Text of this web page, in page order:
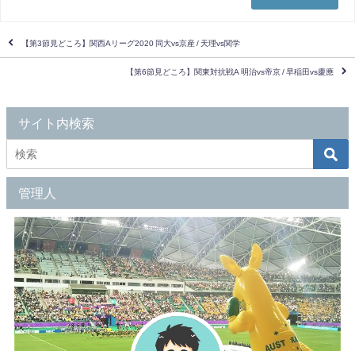
【第3節見どころ】関西Aリーグ2020 同大vs京産 / 天理vs関学
【第6節見どころ】関東対抗戦A 明治vs帝京 / 早稲田vs慶應
サイト内検索
管理人